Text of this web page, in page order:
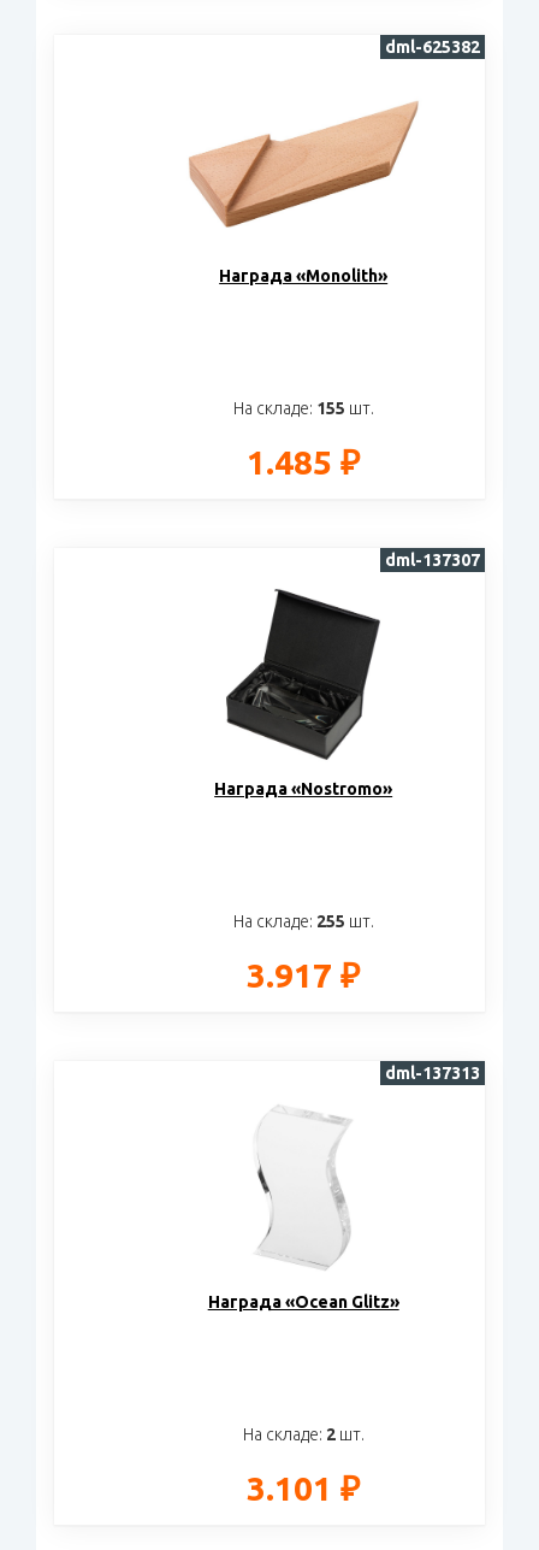
Награда «Monolith»
На складе: 155 шт.
1.485 ₽
dml-625382
Награда «Nostromo»
На складе: 255 шт.
3.917 ₽
dml-137307
Награда «Ocean Glitz»
На складе: 2шт.
3.101 ₽
dml-137313